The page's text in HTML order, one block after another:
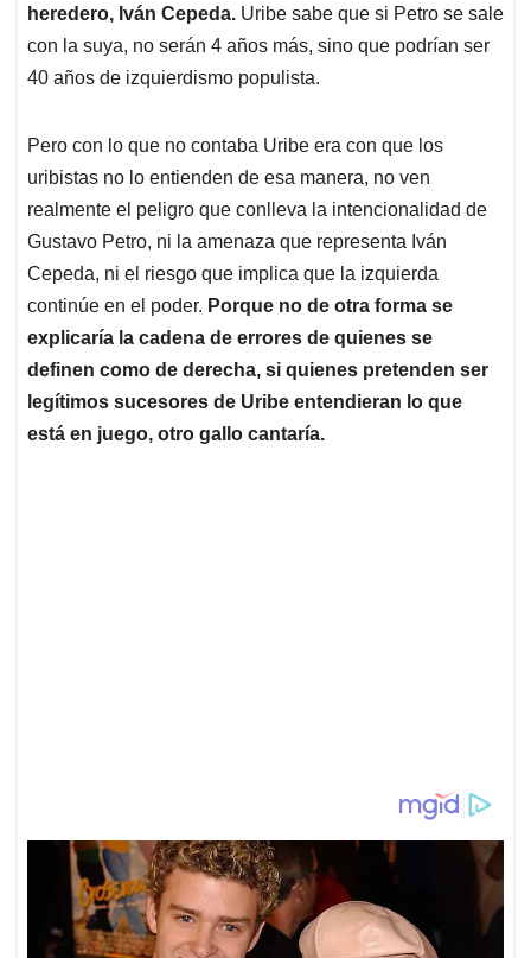
heredero, Iván Cepeda. Uribe sabe que si Petro se sale
con la suya, no serán 4 años más, sino que podrían ser
40 años de izquierdismo populista.
Pero con lo que no contaba Uribe era con que los
uribistas no lo entienden de esa manera, no ven
realmente el peligro que conlleva la intencionalidad de
Gustavo Petro, ni la amenaza que representa Iván
Cepeda, ni el riesgo que implica que la izquierda
continúe en el poder. Porque no de otra forma se
explicaría la cadena de errores de quienes se
definen como de derecha, si quienes pretenden ser
legítimos sucesores de Uribe entendieran lo que
está en juego, otro gallo cantaría.